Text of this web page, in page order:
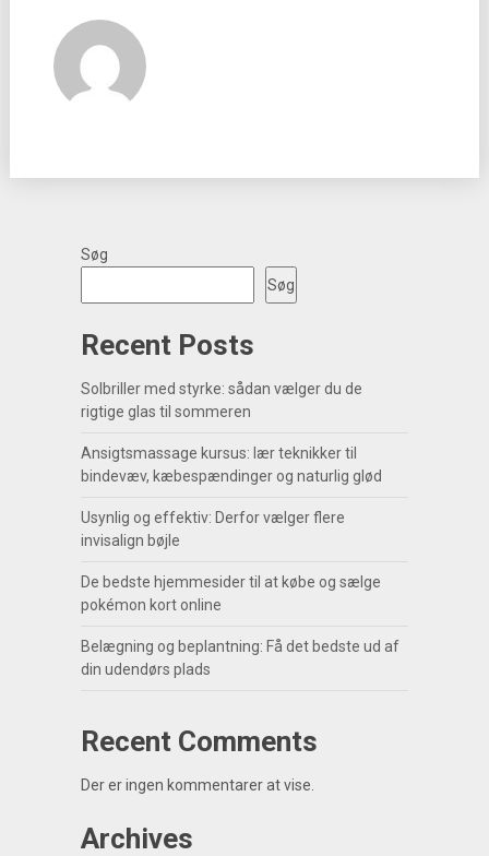
Søg
Søg
Recent Posts
Solbriller med styrke: sådan vælger du de
rigtige glas til sommeren
Ansigtsmassage kursus: lær teknikker til
bindevæv, kæbespændinger og naturlig glød
Usynlig og effektiv: Derfor vælger flere
invisalign bøjle
De bedste hjemmesider til at købe og sælge
pokémon kort online
Belægning og beplantning: Få det bedste ud af
din udendørs plads
Recent Comments
Der er ingen kommentarer at vise.
Archives